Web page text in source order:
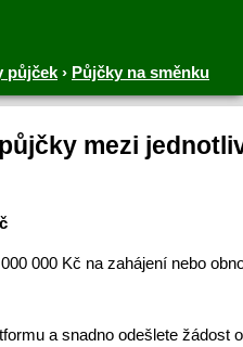
půjček › Půjčky na směnku
mezi
000 Kč na zahájení nebo
a snadno odešlete žádost